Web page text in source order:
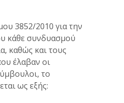
3852/2010 για την
κάθε συνδυασμού
καθώς και τους
έλαβαν οι
το
ως εξής: